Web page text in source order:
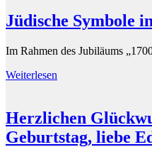
Jüdische Symbole
Im Rahmen des Jubiläums
Weiterlesen
Herzlichen
Geburtstag, liebe